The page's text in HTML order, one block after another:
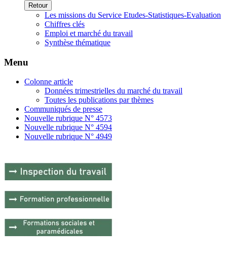
Retour
Les missions du Service Etudes-Statistiques-Evaluation
Chiffres clés
Emploi et marché du travail
Synthèse thématique
Menu
Colonne article
Données trimestrielles du marché du travail
Toutes les publications par thèmes
Communiqués de presse
Nouvelle rubrique N° 4573
Nouvelle rubrique N° 4594
Nouvelle rubrique N° 4949